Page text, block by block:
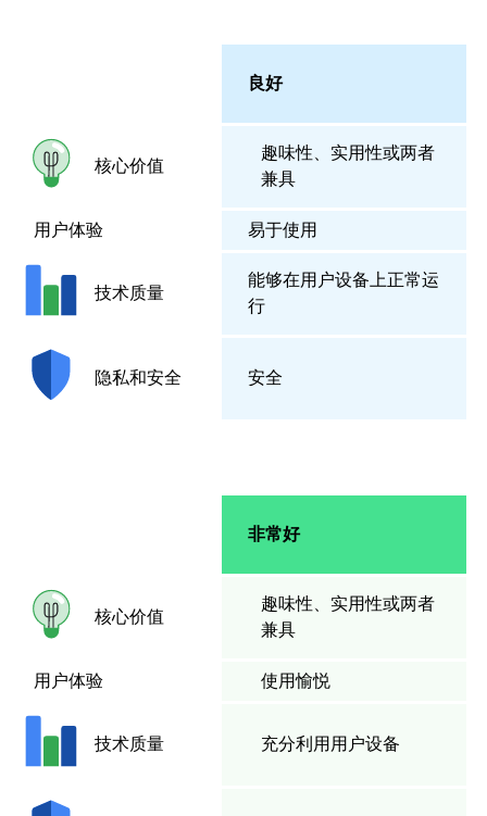
良好
核心价值
趣味性、实用性或两者
兼具
用户体验 易于使用
技术质量
能够在用户设备上正常运
行
隐私和安全 安全
非常好
核心价值
趣味性、实用性或两者
兼具
用户体验 使用愉悦
技术质量 充分利用用户设备